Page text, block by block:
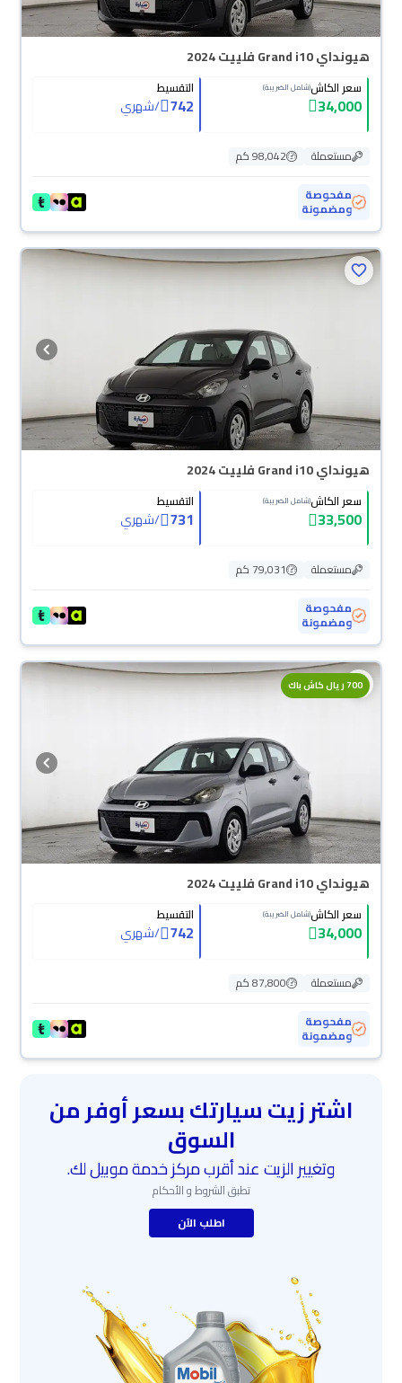
هيونداي Grand i10 فلييت 2024
سعر الكاش(شامل الضريبة)
34,000
التقسيط
742
/شهري
مستعملة
98,042 كم
مفحوصة
ومضمونة
هيونداي Grand i10 فلييت 2024
سعر الكاش(شامل الضريبة)
33,500
التقسيط
731
/شهري
مستعملة
79,031 كم
مفحوصة
ومضمونة
700 ريال كاش باك
هيونداي Grand i10 فلييت 2024
سعر الكاش(شامل الضريبة)
34,000
التقسيط
742
/شهري
مستعملة
87,800 كم
مفحوصة
ومضمونة
اشتر زيت سيارتك بسعر أوفر من
السوق
وتغيير الزيت عند أقرب مركز خدمة موبيل لك.
تطبق الشروط و الأحكام
اطلب الآن